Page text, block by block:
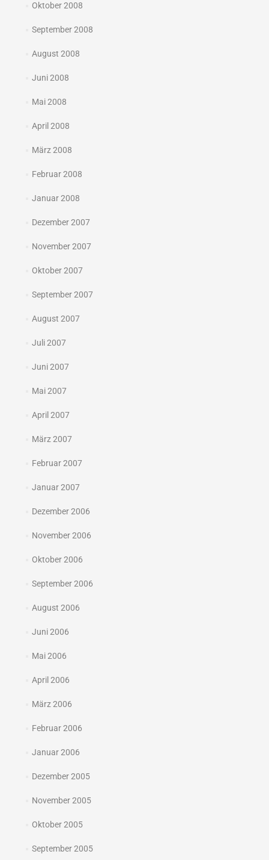
Oktober 2008
September 2008
August 2008
Juni 2008
Mai 2008
April 2008
März 2008
Februar 2008
Januar 2008
Dezember 2007
November 2007
Oktober 2007
September 2007
August 2007
Juli 2007
Juni 2007
Mai 2007
April 2007
März 2007
Februar 2007
Januar 2007
Dezember 2006
November 2006
Oktober 2006
September 2006
August 2006
Juni 2006
Mai 2006
April 2006
März 2006
Februar 2006
Januar 2006
Dezember 2005
November 2005
Oktober 2005
September 2005